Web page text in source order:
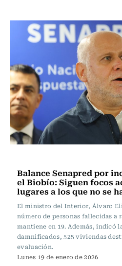
Balance Senapred por
el Biobío: Siguen focos
lugares a los que no se
El ministro del Interior, Álvaro
número de personas fallecidas a
mantiene en 19. Además, indicó
damnificados, 525 viviendas
evaluación.
Lunes 19 de enero de 2026